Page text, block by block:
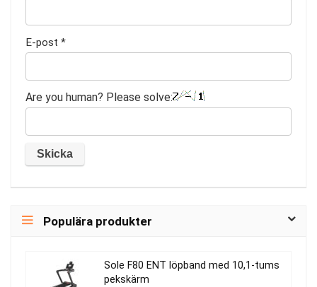
E-post *
Are you human? Please solve:
Populära produkter
Sole F80 ENT löpband med 10,1-tums
pekskärm